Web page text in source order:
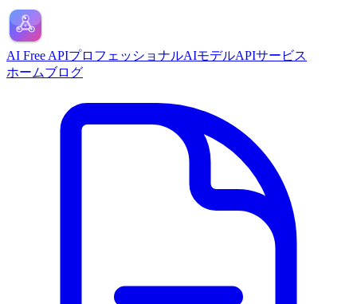
AI Free APIプロフェッショナルAIモデルAPIサービス
ホームブログ